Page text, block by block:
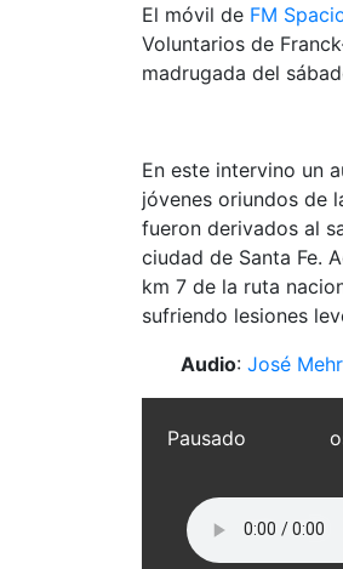
El móvil de FM
Voluntarios de
madrugada del
En este intervino un
jóvenes oriundos de
fueron derivados al
ciudad de Santa Fe.
km 7 de la ruta
sufriendo lesiones
Audio: José
Pausado